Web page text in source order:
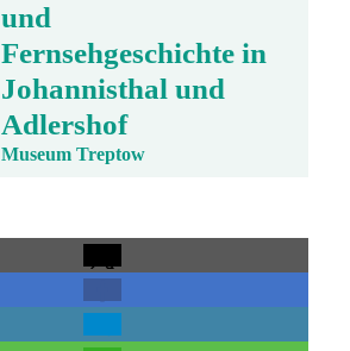
und
Fernsehgeschichte in
Johannisthal und
Adlershof
Museum Treptow